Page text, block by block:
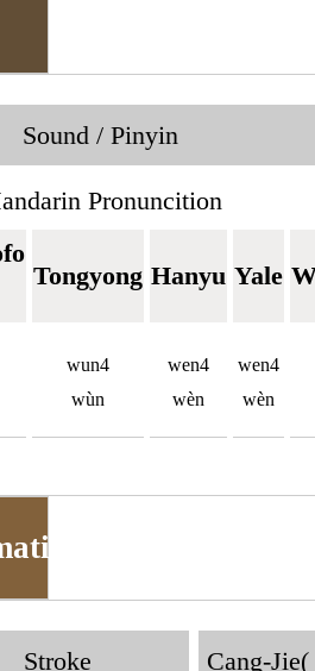
Sound / Pinyin
Pronuncition
Tongyong Hanyu Yale
wun4
wùn
wen4
wèn
wen4
wèn
Stroke Cang-Jie(